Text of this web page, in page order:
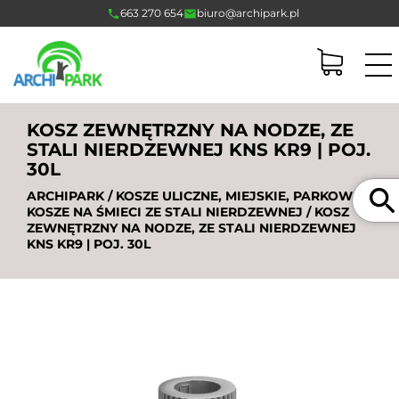
663 270 654 biuro@archipark.pl
KOSZ ZEWNĘTRZNY NA NODZE, ZE
STALI NIERDZEWNEJ KNS KR9 | POJ.
30L
ARCHIPARK/ KOSZE ULICZNE, MIEJSKIE, PARKOWE
/
KOSZE NA ŚMIECI ZE STALI NIERDZEWNEJ / KOSZ
ZEWNĘTRZNY NA NODZE, ZE STALI NIERDZEWNEJ
KNS KR9 | POJ. 30L
Szukaj